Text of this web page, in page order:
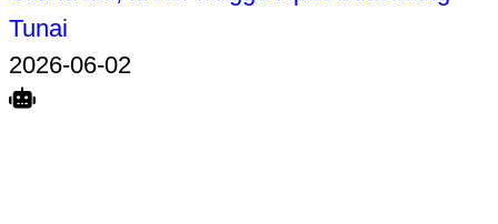
Tunai
2026-06-02